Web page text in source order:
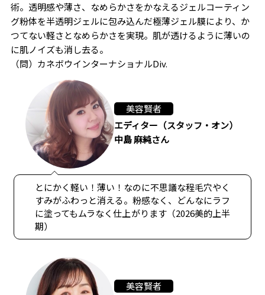
術。透明感や薄さ、なめらかさをかなえるジェルコーティン
グ粉体を半透明ジェルに包み込んだ極薄ジェル膜により、か
つてない軽さとなめらかさを実現。肌が透けるように薄いの
に肌ノイズも消し去る。
（問）カネボウインターナショナルDiv.
美容賢者
エディター（スタッフ・オン）
中島 麻純さん
とにかく軽い！薄い！なのに不思議な程毛穴やく
すみがふわっと消える。粉感なく、どんなにラフ
に塗ってもムラなく仕上がります（2026美的上半
期）
美容賢者